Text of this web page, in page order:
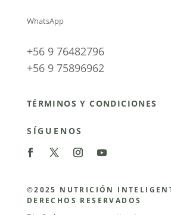
WhatsApp
+56 9 76482796
+56 9 75896962
TÉRMINOS Y CONDICIONES
SÍGUENOS
©2025 NUTRICIÓN
DERECHOS RESERVADOS